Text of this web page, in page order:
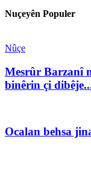
Nuçeyên Populer
Nûçe
Mesrûr Barzanî
binêrin çi
Ocalan behsa